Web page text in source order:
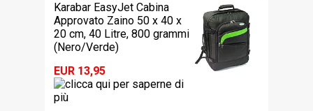
Karabar EasyJet Cabina
Approvato Zaino 50 x 40 x
20 cm, 40 Litre, 800 grammi
(Nero/Verde)
EUR 13,95